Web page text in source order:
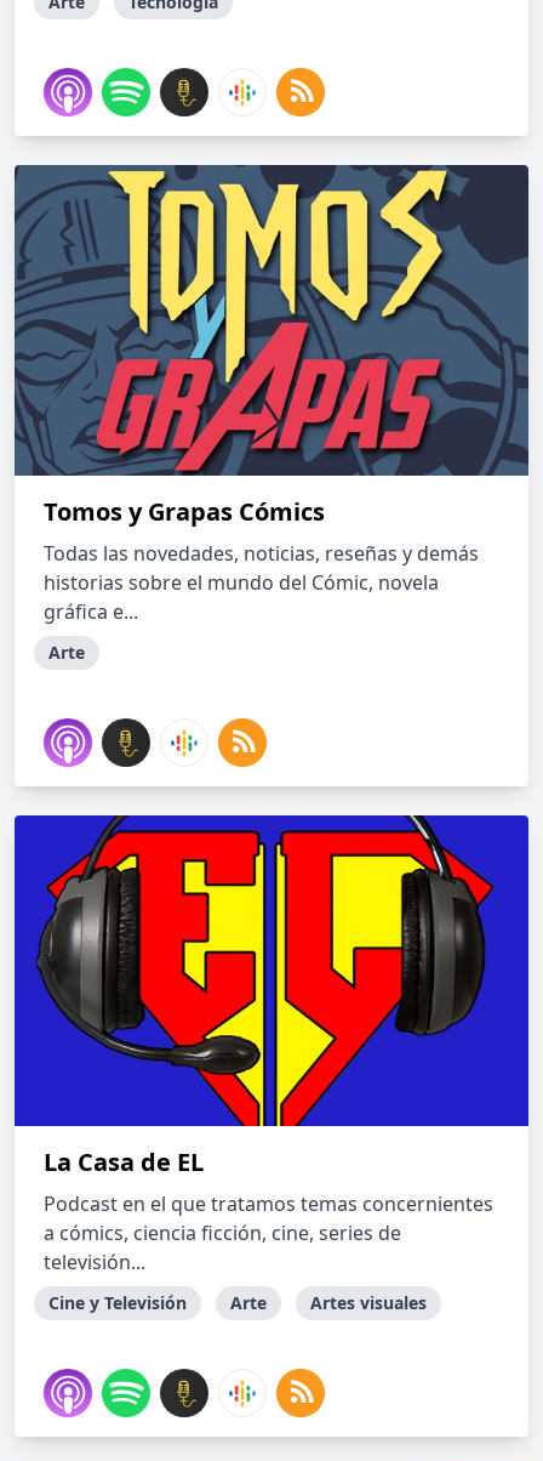
Tomos y Grapas Cómics
Todas las novedades, noticias, reseñas y demás
historias sobre el mundo del Cómic, novela
gráfica e...
Arte
La Casa de EL
Podcast en el que tratamos temas concernientes
a cómics, ciencia ficción, cine, series de
televisión...
Cine y Televisión Arte Artes visuales